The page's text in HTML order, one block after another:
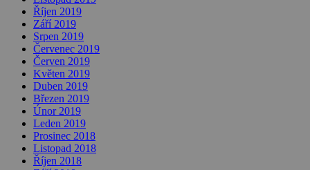
Říjen 2019
Září 2019
Srpen 2019
Červenec 2019
Červen 2019
Květen 2019
Duben 2019
Březen 2019
Únor 2019
Leden 2019
Prosinec 2018
Listopad 2018
Říjen 2018